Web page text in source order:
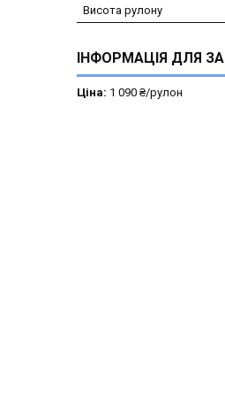
Висота рулону
ІНФОРМАЦІЯ ДЛЯ
Ціна: 1 090 ₴/рулон